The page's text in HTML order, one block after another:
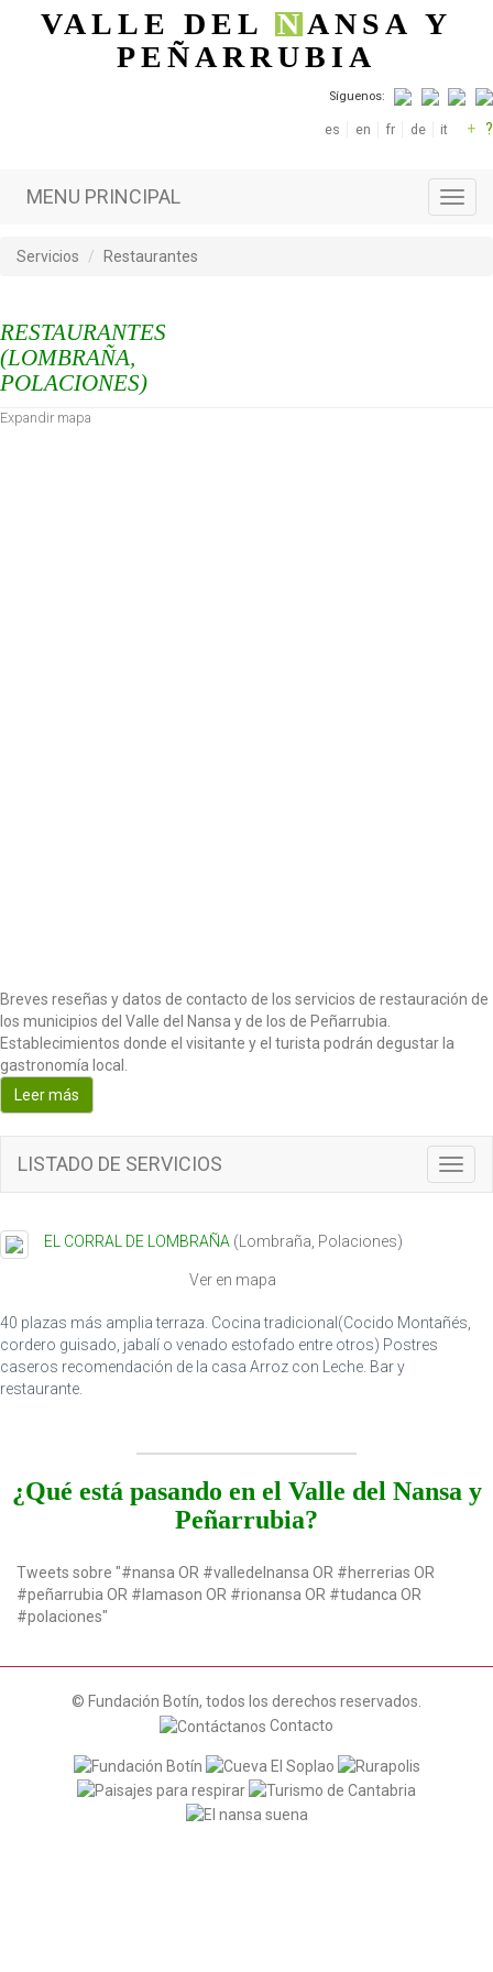
Pasar al contenido principal
VALLE DELNANSA Y
PEÑARRUBIA
Síguenos:
es en fr de it + ?
MENU PRINCIPAL
Servicios Restaurantes
RESTAURANTES
(LOMBRAÑA,
POLACIONES)
Expandir mapa
Breves reseñas y datos de contacto de los servicios de restauración de
los municipios del Valle del Nansa y de los de Peñarrubia.
Establecimientos donde el visitante y el turista podrán degustar la
gastronomía local.
Leer más
LISTADO DE SERVICIOS
EL CORRAL DE LOMBRAÑA ( Lombraña Polaciones)
Ver en mapa
40 plazas más amplia terraza. Cocina tradicional(Cocido Montañés,
cordero guisado, jabalí o venado estofado entre otros) Postres
caseros recomendación de la casa Arroz con Leche. Bar y
restaurante.
¿Qué está pasando en el Valle del Nansa y
Peñarrubia?
Tweets sobre "#nansa OR #valledelnansa OR #herrerias OR
#peñarrubia OR #lamason OR #rionansa OR #tudanca OR
#polaciones"
© Fundación Botín, todos los derechos reservados.
Contacto